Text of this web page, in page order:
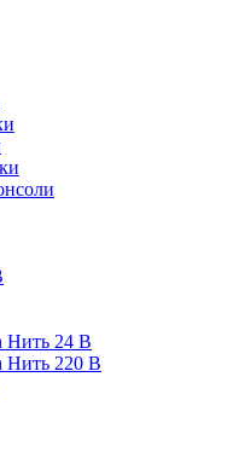
Нить 24 В
Нить 220 В